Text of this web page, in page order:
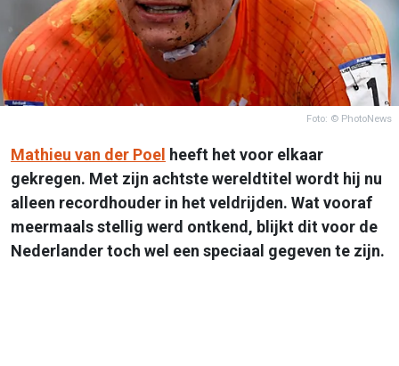
Foto: © PhotoNews
Mathieu van der Poel heeft het voor elkaar
gekregen. Met zijn achtste wereldtitel wordt hij nu
alleen recordhouder in het veldrijden. Wat vooraf
meermaals stellig werd ontkend, blijkt dit voor de
Nederlander toch wel een speciaal gegeven te zijn.